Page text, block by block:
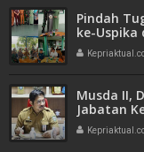
Pindah
ke-Uspika
Musda II,
Jabatan